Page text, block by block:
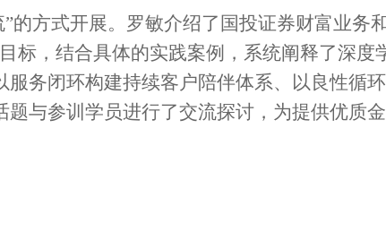
的方式开展。罗敏介绍了国投证券财富业务
标，结合具体的实践案例，系统阐释了深度
务闭环构建持续客户陪伴体系、以良性循
与参训学员进行了交流探讨，为提供优质